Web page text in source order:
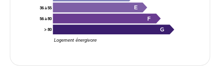
Logement énergivore
36 à 55 E
56 à 80 F
> 80 G